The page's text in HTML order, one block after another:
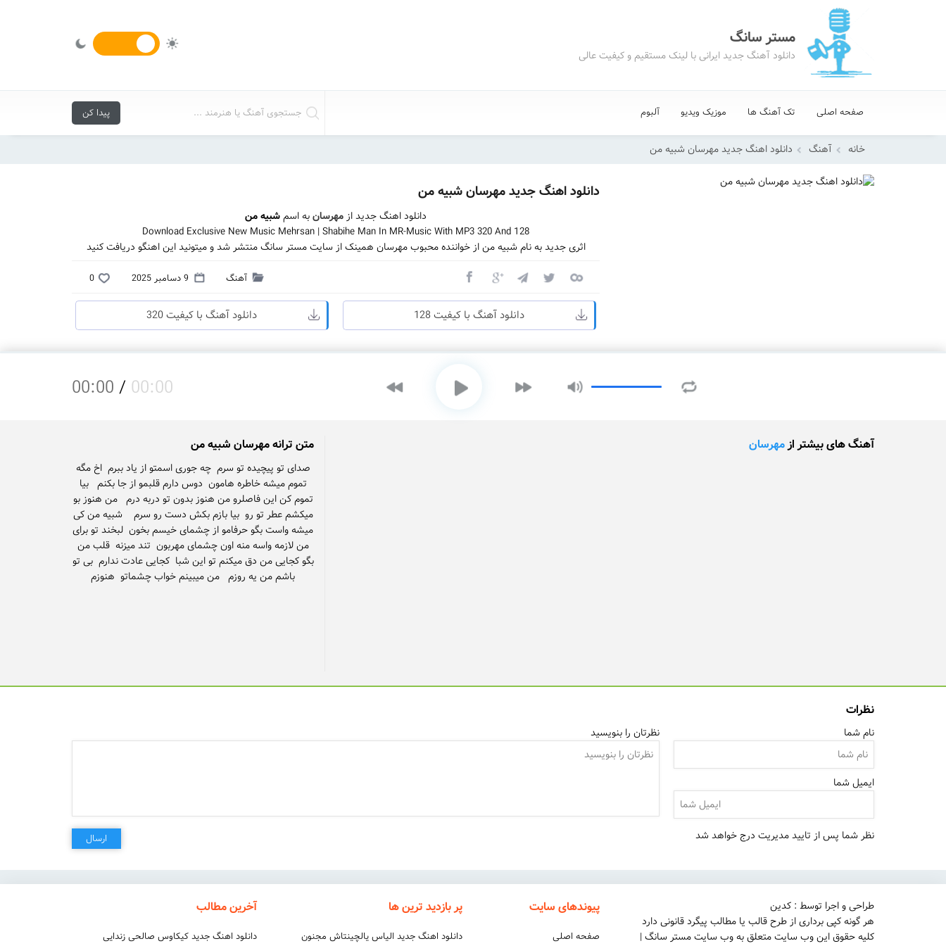
مستر سانگ
دانلود آهنگ جدید ایرانی با لینک مستقیم و کیفیت عالی
صفحه اصلی تک آهنگ ها موزیک ویدیو آلبوم
خانه آهنگ دانلود اهنگ جدید مهرسان شبیه من
دانلود اهنگ جدید مهرسان شبیه من
دانلود اهنگ جدید از مهرسانبه اسمشبیه من
Download Exclusive New Music Mehrsan | Shabihe Man In MR-Music With MP3 320 And 128
اثری جدید به نام شبیه من از خواننده محبوب مهرسان همینک از سایت مستر سانگ منتشر شد و میتونید این اهنگو دریافت کنید
آهنگ 9 دسامبر 2025 0
دانلود آهنگ با کیفیت 128 دانلود آهنگ با کیفیت 320
00:00 / 00:00
آهنگ های بیشتر ازمهرسان متن ترانه مهرسان شبیه من
صدای تو پیچیده تو سرم چه جوری اسمتو از یاد ببرم اخ مگه
تموم میشه خاطره هامون دوس دارم قلبمو از جا بکنم بیا
تموم کن این فاصلرو من هنوز بدون تو دربه درم من هنوز بو
میکشم عطر تو رو بیا بازم بکش دست رو سرم شبیه من کی
میشه واست بگو حرفامو از چشمای خیسم بخون لبخند تو برای
من لازمه واسه منه اون چشمای مهربون تند میزنه قلب من
بگو کجایی من دق میکنم تو این شبا کجایی عادت ندارم بی تو
باشم من یه روزم من میبینم خواب چشماتو هنوزم
نظرات
نام شما
ایمیل شما
نظرتان را بنویسید
نظر شما پس از تایید مدیریت درج خواهد شد ارسال
طراحی و اجرا توسط : کدین
هر گونه کپی برداری از طرح قالب یا مطالب پیگرد قانونی دارد
کلیه حقوق این وب سایت متعلق به وب سایت مستر سانگ |
پیوندهای سایت
صفحه اصلی
پر بازدید ترین ها
دانلود اهنگ جدید الیاس یالچینتاش مجنون
آخرین مطالب
دانلود اهنگ جدید کیکاوس صالحی زندایی